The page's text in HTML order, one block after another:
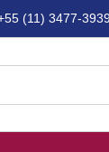
(11) 3477-